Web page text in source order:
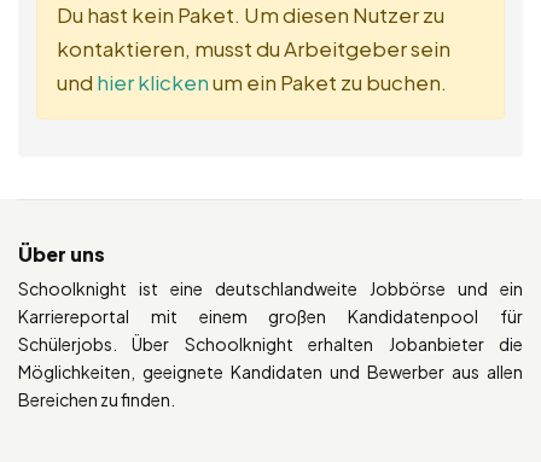
Du hast kein Paket. Um diesen Nutzer zu
kontaktieren, musst du Arbeitgeber sein
und hier klickenum ein Paket zu buchen.
Über uns
Schoolknight ist eine deutschlandweite Jobbörse und ein
Karriereportal mit einem großen Kandidatenpool für
Schülerjobs. Über Schoolknight erhalten Jobanbieter die
Möglichkeiten, geeignete Kandidaten und Bewerber aus allen
Bereichen zu finden.